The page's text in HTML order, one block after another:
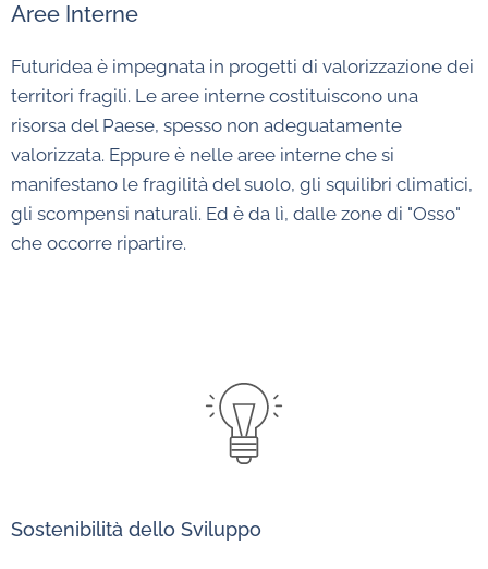
Aree Interne
Futuridea è impegnata in progetti di valorizzazione dei
territori fragili. Le aree interne costituiscono una
risorsa del Paese, spesso non adeguatamente
valorizzata. Eppure è nelle aree interne che si
manifestano le fragilità del suolo, gli squilibri climatici,
gli scompensi naturali. Ed è da lì, dalle zone di "Osso"
che occorre ripartire.
Sostenibilità dello Sviluppo